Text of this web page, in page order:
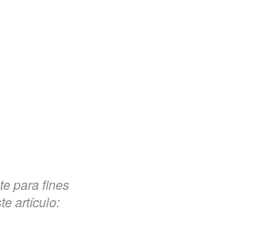
para fines
artículo: